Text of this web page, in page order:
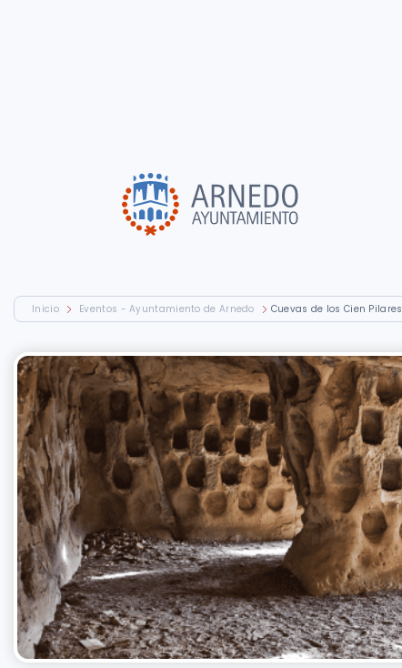
Inicio Eventos - Ayuntamiento de Arnedo Cuevas de los Cien Pilares